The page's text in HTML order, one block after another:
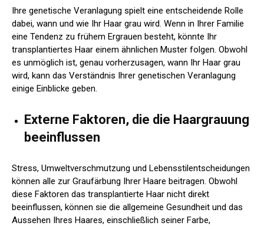
Ihre genetische Veranlagung spielt eine entscheidende Rolle
dabei, wann und wie Ihr Haar grau wird. Wenn in Ihrer Familie
eine Tendenz zu frühem Ergrauen besteht, könnte Ihr
transplantiertes Haar einem ähnlichen Muster folgen. Obwohl
es unmöglich ist, genau vorherzusagen, wann Ihr Haar grau
wird, kann das Verständnis Ihrer genetischen Veranlagung
einige Einblicke geben.
Externe Faktoren, die die Haargrauung
beeinflussen
Stress, Umweltverschmutzung und Lebensstilentscheidungen
können alle zur Graufärbung Ihrer Haare beitragen. Obwohl
diese Faktoren das transplantierte Haar nicht direkt
beeinflussen, können sie die allgemeine Gesundheit und das
Aussehen Ihres Haares, einschließlich seiner Farbe,